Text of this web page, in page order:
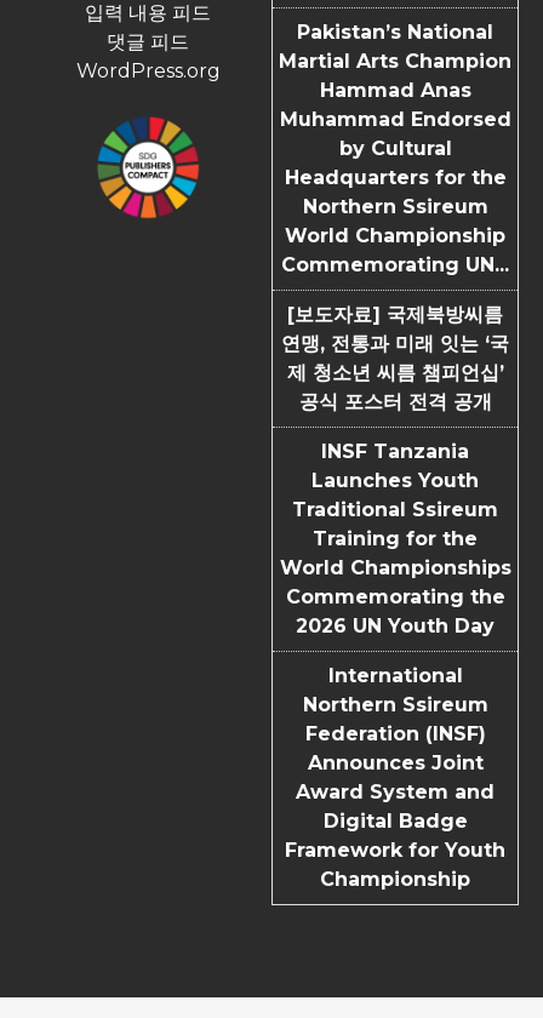
입력 내용 피드
댓글 피드
WordPress.org
Pakistan’s National
Martial Arts Champion
Hammad Anas
Muhammad Endorsed
by Cultural
Headquarters for the
Northern Ssireum
World Championship
Commemorating UN...
[보도자료] 국제북방씨름
연맹, 전통과 미래 잇는 ‘국
제 청소년 씨름 챔피언십’
공식 포스터 전격 공개
INSF Tanzania
Launches Youth
Traditional Ssireum
Training for the
World Championships
Commemorating the
2026 UN Youth Day
International
Northern Ssireum
Federation (INSF)
Announces Joint
Award System and
Digital Badge
Framework for Youth
Championship